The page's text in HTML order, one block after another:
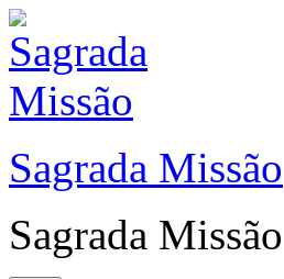
Sagrada Missão
Sagrada Missão